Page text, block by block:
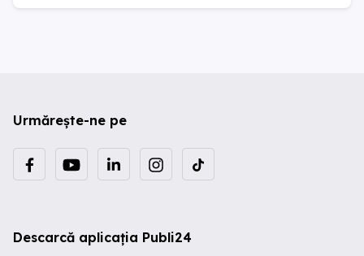
Urmărește-ne pe
Descarcă aplicația Publi24